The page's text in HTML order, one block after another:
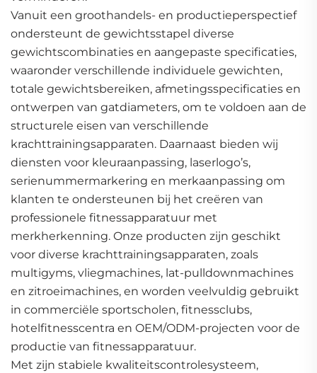
Vanuit een groothandels- en productieperspectief
ondersteunt de gewichtsstapel diverse
gewichtscombinaties en aangepaste specificaties,
waaronder verschillende individuele gewichten,
totale gewichtsbereiken, afmetingsspecificaties en
ontwerpen van gatdiameters, om te voldoen aan de
structurele eisen van verschillende
krachttrainingsapparaten. Daarnaast bieden wij
diensten voor kleuraanpassing, laserlogo’s,
serienummermarkering en merkaanpassing om
klanten te ondersteunen bij het creëren van
professionele fitnessapparatuur met
merkherkenning. Onze producten zijn geschikt
voor diverse krachttrainingsapparaten, zoals
multigyms, vliegmachines, lat-pulldownmachines
en zitroeimachines, en worden veelvuldig gebruikt
in commerciële sportscholen, fitnessclubs,
hotelfitnesscentra en OEM/ODM-projecten voor de
productie van fitnessapparatuur.
Met zijn stabiele kwaliteitscontrolesysteem,